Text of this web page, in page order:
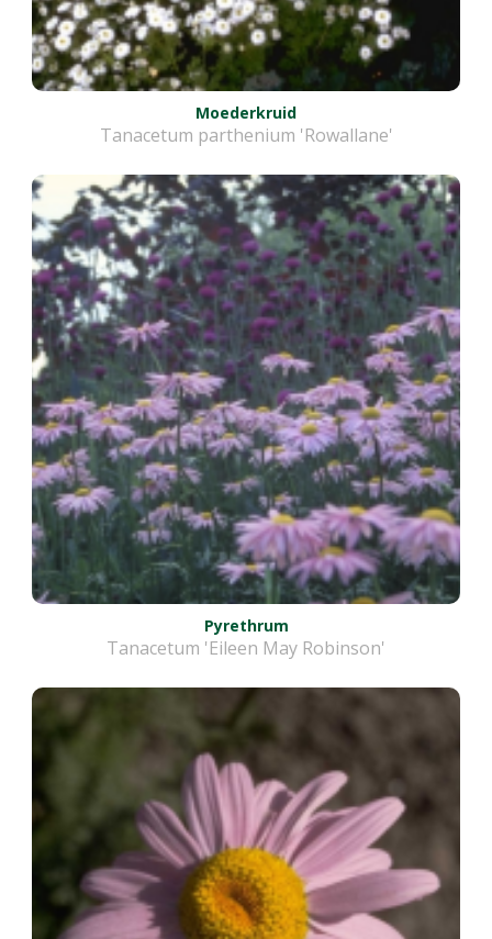
Moederkruid
Tanacetum parthenium 'Rowallane'
Pyrethrum
Tanacetum 'Eileen May Robinson'